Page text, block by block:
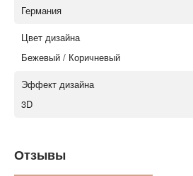
Германия
Цвет дизайна
Бежевый / Коричневый
Эффект дизайна
3D
Отзывы